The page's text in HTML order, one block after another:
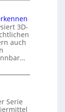
3D-
auch
Serie